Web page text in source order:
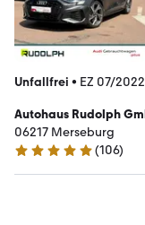
Unfallfrei • EZ 07/2022
Autohaus Rudolph
06217 Merseburg
5 Sterne
(106)